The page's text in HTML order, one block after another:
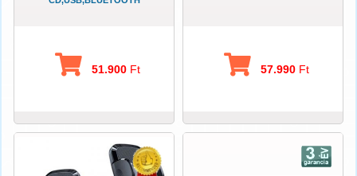
51.900 Ft 57.990 Ft